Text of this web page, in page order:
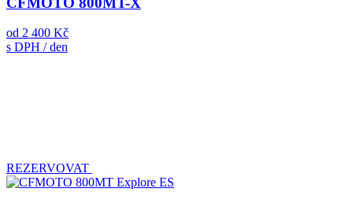
od 2 400 Kč
s DPH / den
REZERVOVAT